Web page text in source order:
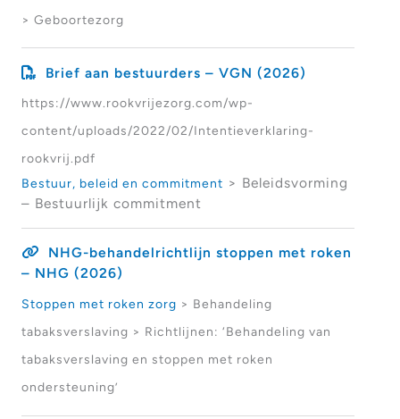
> Geboortezorg
Brief aan bestuurders – VGN (2026)
https://www.rookvrijezorg.com/wp-
content/uploads/2022/02/Intentieverklaring-
rookvrij.pdf
Bestuur, beleid en commitment > Beleidsvorming
– Bestuurlijk commitment
NHG-behandelrichtlijn stoppen met roken
– NHG (2026)
Stoppen met roken zorg > Behandeling
tabaksverslaving > Richtlijnen: ‘Behandeling van
tabaksverslaving en stoppen met roken
ondersteuning’